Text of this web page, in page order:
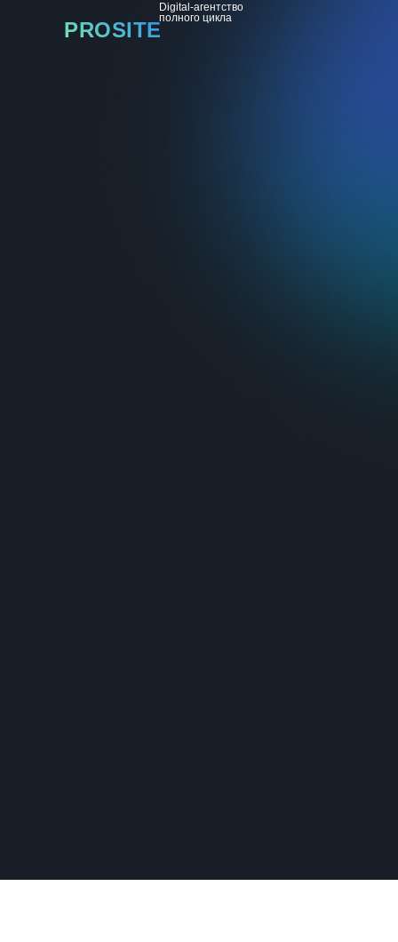
Digital-агентство
полного цикла
PROSITE